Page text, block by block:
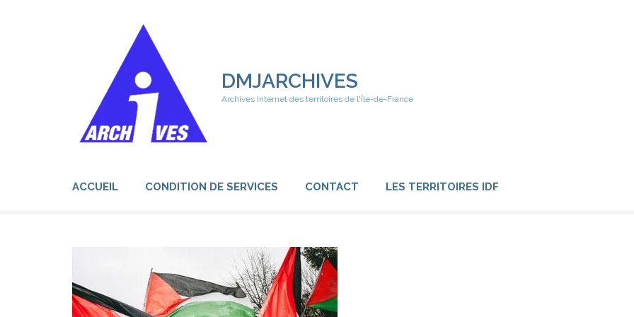
DMJARCHIVES
Archives Internet des territoires de l'Île-de-France
ACCUEIL CONDITION DE SERVICES CONTACT LES TERRITOIRES IDF